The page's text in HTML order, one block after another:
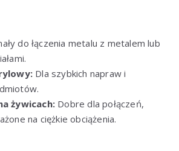
do łączenia metalu z metalem lub
Dla szybkich napraw i
żywicach: Dobre dla połączeń,
na ciężkie obciążenia.